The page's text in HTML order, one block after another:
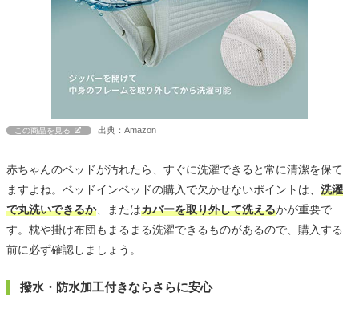
この商品を見る 出典：Amazon
赤ちゃんのベッドが汚れたら、すぐに洗濯できると常に清潔を保て
ますよね。ベッドインベッドの購入で欠かせないポイントは、 洗濯
で丸洗いできるか、またはカバーを取り外して洗えるかが重要で
す。枕や掛け布団もまるまる洗濯できるものがあるので、購入する
前に必ず確認しましょう。
撥水・防水加工付きならさらに安心